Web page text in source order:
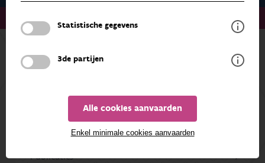
Statistische gegevens
3de partijen
Alle cookies aanvaarden
Enkel minimale cookies aanvaarden
meer over
ONDERZOEK & RESULTATEN
Publicaties